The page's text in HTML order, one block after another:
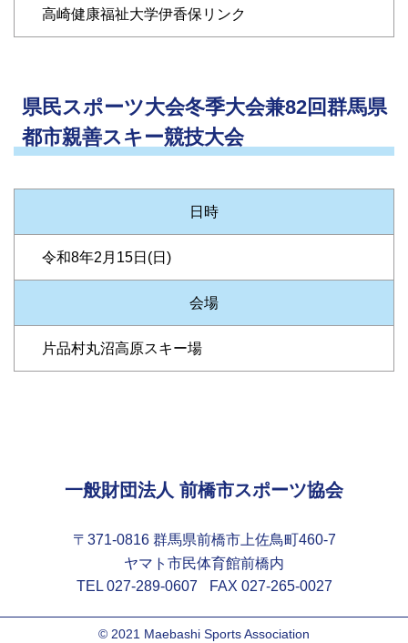
高崎健康福祉大学伊香保リンク
県民スポーツ大会冬季大会兼82回群馬県
都市親善スキー競技大会
日時
令和8年2月15日(日)
会場
片品村丸沼高原スキー場
一般財団法人 前橋市スポーツ協会
〒371-0816 群馬県前橋市上佐鳥町460-7
ヤマト市民体育館前橋内
TEL 027-289-0607
FAX 027-265-0027
© 2021 Maebashi Sports Association